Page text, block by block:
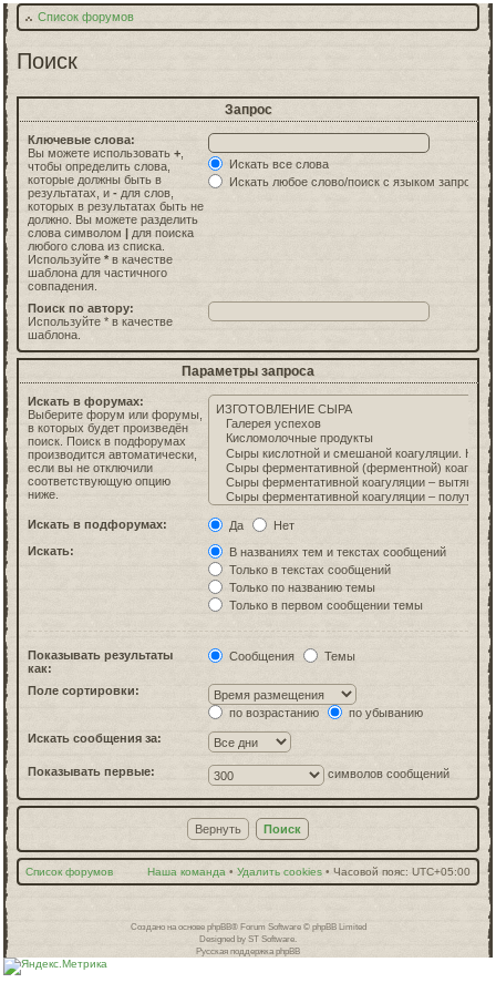
Список форумов
Поиск
Запрос
Ключевые слова:
Вы можете использовать +
чтобы определить слова,
которые должны быть в
результатах, и - для слов,
которых в результатах быть не
должно. Вы можете разделить
слова символом | для поиска
любого слова из списка.
Используйте * в качестве
шаблона для частичного
совпадения.
Искать все слова
Искать любое слово/поиск с языком запросов
Поиск по автору:
Используйте * в качестве
шаблона.
Параметры запроса
Искать в форумах:
Выберите форум или форумы,
в которых будет произведён
поиск. Поиск в подфорумах
производится автоматически,
если вы не отключили
соответствующую опцию
ниже.
Искать в подфорумах: Да
Нет
Искать:
В названиях тем и текстах сообщений
Только в текстах сообщений
Только по названию темы
Только в первом сообщении темы
Показывать результаты
как:
Сообщения Темы
Поле сортировки:
по возрастанию
по убыванию
Искать сообщения за:
Показывать первые: символов сообщений
Список форумов Наша команда • Удалить cookies • Часовой пояс: UTC+05:00
Создано на основе phpBB® Forum Software © phpBB Limited
Designed by ST Software.
Русская поддержка phpBB